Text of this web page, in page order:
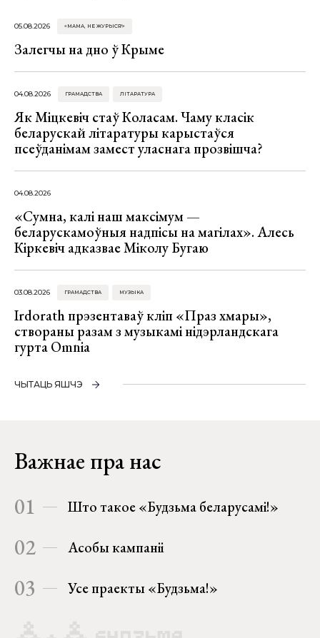
05.08.2026 «МАМА, НЕ ЖУРЫСЯ!»
Залегчы на дно ў Крыме
04.08.2026 ГРАМАДСТВА ЛІТАРАТУРА
Як Міцкевіч стаў Коласам. Чаму класік
беларускай літаратуры карыстаўся
псеўданімам замест уласнага прозвішча?
04.08.2026
«Сумна, калі наш максімум —
беларускамоўныя надпісы на магілах». Алесь
Кіркевіч адказвае Міколу Бугаю
03.08.2026 ГРАМАДСТВА МУЗЫКА
Irdorath прэзентаваў кліп «Праз хмары»,
створаны разам з музыкамі нідэрландскага
гурта Omnia
ЧЫТАЦЬ ЯШЧЭ
Важнае пра нас
01 Што такое «Будзьма беларусамі!»
02 Асобы кампаніі
03 Усе праекты «Будзьма!»